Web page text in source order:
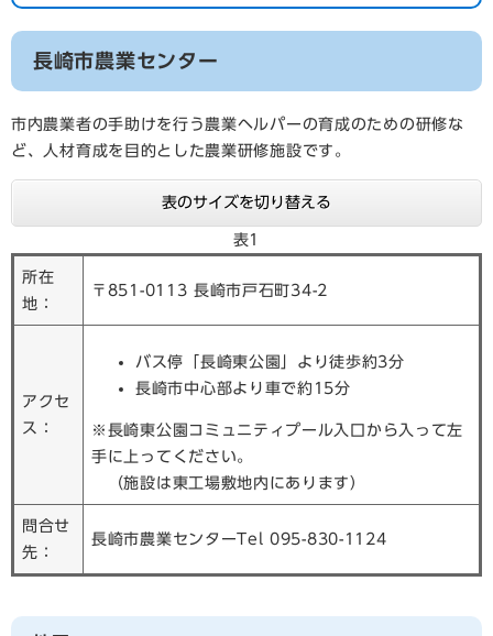
長崎市農業センター
市内農業者の手助けを行う農業ヘルパーの育成のための研修な
ど、人材育成を目的とした農業研修施設です。
表のサイズを切り替える
表1
所在
地：
〒851-0113 長崎市戸石町34-2
アクセ
ス：
バス停「長崎東公園」より徒歩約3分
長崎市中心部より車で約15分
※長崎東公園コミュニティプール入口から入って左
手に上ってください。
（施設は東工場敷地内にあります）
問合せ
先：
長崎市農業センターTel 095-830-1124